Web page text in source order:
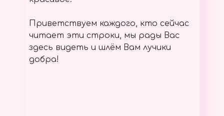
Приветствуем каждого, кто сейчас
читает эти строки, мы рады Вас
здесь видеть и шлём Вам лучики
добра!